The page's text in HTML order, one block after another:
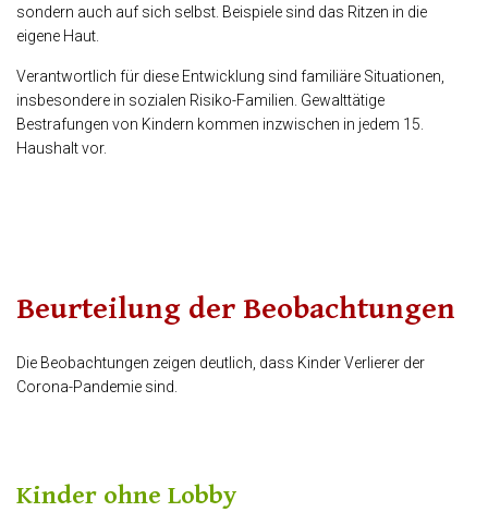
sondern auch auf sich selbst. Beispiele sind das Ritzen in die
eigene Haut.
Verantwortlich für diese Entwicklung sind familiäre Situationen,
insbesondere in sozialen Risiko-Familien. Gewalttätige
Bestrafungen von Kindern kommen inzwischen in jedem 15.
Haushalt vor.
Beurteilung der Beobachtungen
Die Beobachtungen zeigen deutlich, dass Kinder Verlierer der
Corona-Pandemie sind.
Kinder ohne Lobby